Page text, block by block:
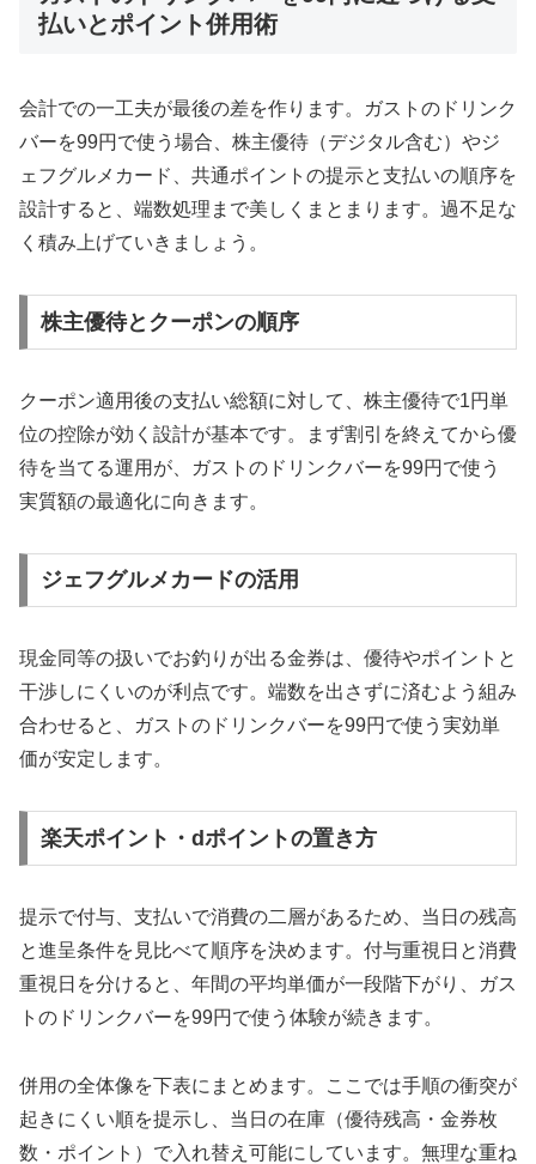
払いとポイント併用術
会計での一工夫が最後の差を作ります。ガストのドリンク
バーを99円で使う場合、株主優待（デジタル含む）やジ
ェフグルメカード、共通ポイントの提示と支払いの順序を
設計すると、端数処理まで美しくまとまります。過不足な
く積み上げていきましょう。
株主優待とクーポンの順序
クーポン適用後の支払い総額に対して、株主優待で1円単
位の控除が効く設計が基本です。まず割引を終えてから優
待を当てる運用が、ガストのドリンクバーを99円で使う
実質額の最適化に向きます。
ジェフグルメカードの活用
現金同等の扱いでお釣りが出る金券は、優待やポイントと
干渉しにくいのが利点です。端数を出さずに済むよう組み
合わせると、ガストのドリンクバーを99円で使う実効単
価が安定します。
楽天ポイント・dポイントの置き方
提示で付与、支払いで消費の二層があるため、当日の残高
と進呈条件を見比べて順序を決めます。付与重視日と消費
重視日を分けると、年間の平均単価が一段階下がり、ガス
トのドリンクバーを99円で使う体験が続きます。
併用の全体像を下表にまとめます。ここでは手順の衝突が
起きにくい順を提示し、当日の在庫（優待残高・金券枚
数・ポイント）で入れ替え可能にしています。無理な重ね